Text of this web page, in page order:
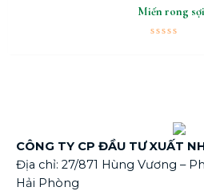
Miến rong
CÔNG TY CP ĐẦU TƯ XUẤT
Địa chỉ: 27/871 Hùng Vương –
Hải Phòng